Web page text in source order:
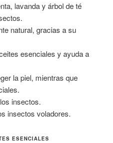
lavanda y árbol de té
natural, gracias a su
esenciales y ayuda a
la piel, mientras que
insectos.
insectos voladores.
ESENCIALES